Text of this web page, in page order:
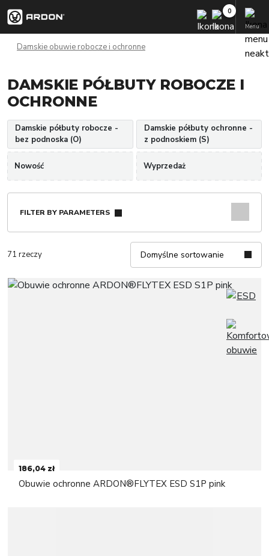
Menu
Damskie obuwie robocze i ochronne
DAMSKIE PÓŁBUTY ROBOCZE I
OCHRONNE
Damskie półbuty robocze -
bez podnoska (O)
Damskie półbuty ochronne -
z podnoskiem (S)
Nowość Wyprzedaż
FILTER BY PARAMETERS
71 rzeczy Domyślne sortowanie
186,04 zł
Obuwie ochronne ARDON®FLYTEX ESD S1P pink